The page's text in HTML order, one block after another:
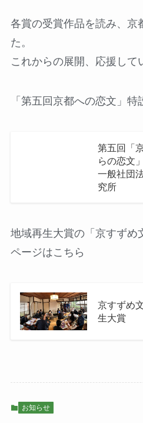
各賞の受賞作品を読み、京
た。
これからの展開、応援して
「第五回京都への恋文」特
第五回「
らの恋文
一般社団
究所
地域再生大賞の「京すずめ
ページはこちら
京すずめ
生大賞
お知らせ